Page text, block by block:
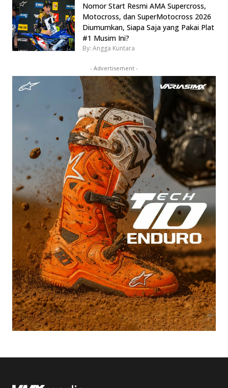
Nomor Start Resmi AMA Supercross,
Motocross, dan SuperMotocross 2026
Diumumkan, Siapa Saja yang Pakai Plat
#1 Musim Ini?
By: Angga Kuntara
- Advertisement -